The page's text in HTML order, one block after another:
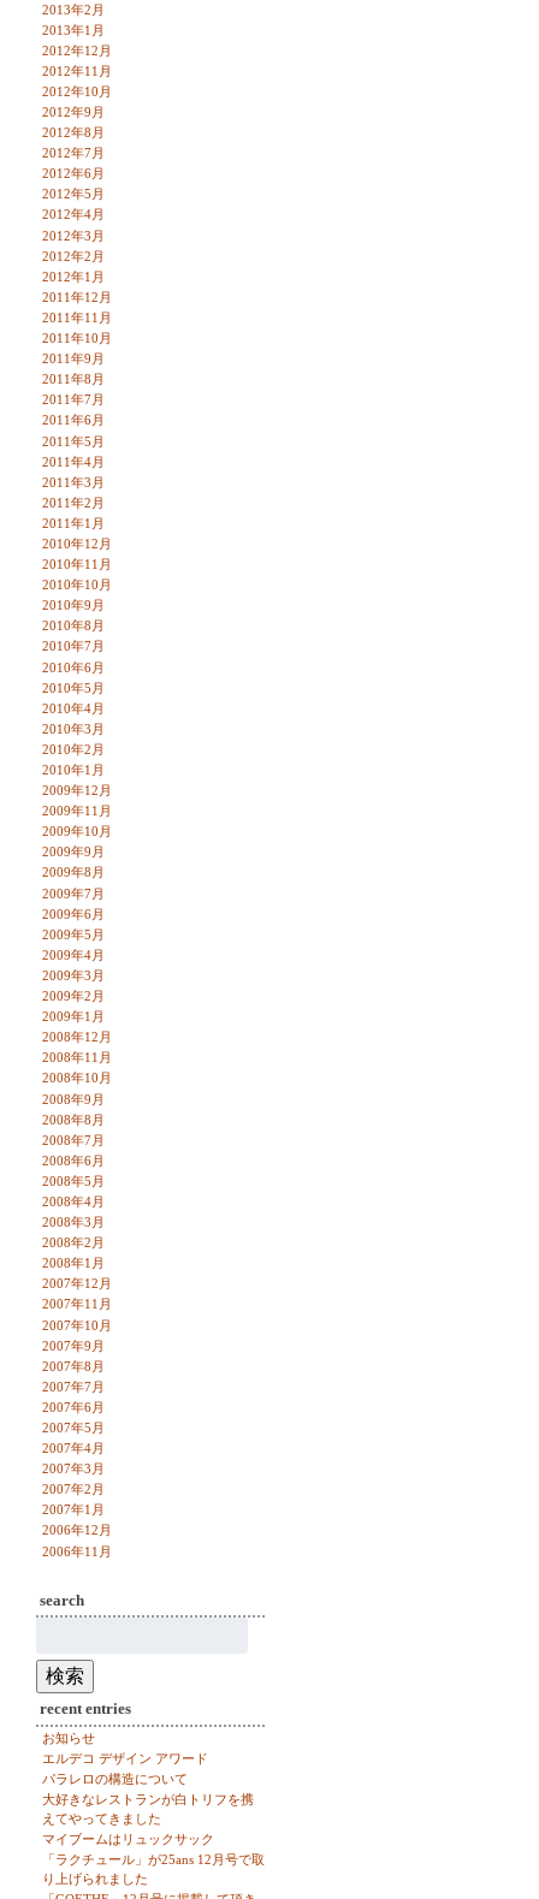
2013年2月
2013年1月
2012年12月
2012年11月
2012年10月
2012年9月
2012年8月
2012年7月
2012年6月
2012年5月
2012年4月
2012年3月
2012年2月
2012年1月
2011年12月
2011年11月
2011年10月
2011年9月
2011年8月
2011年7月
2011年6月
2011年5月
2011年4月
2011年3月
2011年2月
2011年1月
2010年12月
2010年11月
2010年10月
2010年9月
2010年8月
2010年7月
2010年6月
2010年5月
2010年4月
2010年3月
2010年2月
2010年1月
2009年12月
2009年11月
2009年10月
2009年9月
2009年8月
2009年7月
2009年6月
2009年5月
2009年4月
2009年3月
2009年2月
2009年1月
2008年12月
2008年11月
2008年10月
2008年9月
2008年8月
2008年7月
2008年6月
2008年5月
2008年4月
2008年3月
2008年2月
2008年1月
2007年12月
2007年11月
2007年10月
2007年9月
2007年8月
2007年7月
2007年6月
2007年5月
2007年4月
2007年3月
2007年2月
2007年1月
2006年12月
2006年11月
search
索:
検索
recent entries
お知らせ
エルデコ デザイン アワード
パラレロの構造について
大好きなレストランが白トリフを携
えてやってきました
マイブームはリュックサック
「ラクチュール」が25ans 12月号で取
り上げられました